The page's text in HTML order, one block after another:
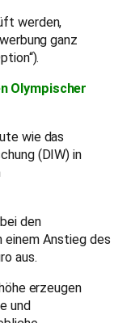
werden,
ganz
Olympischer
wie das
(DIW) in
den
einem Anstieg des
aus.
erzeugen
und